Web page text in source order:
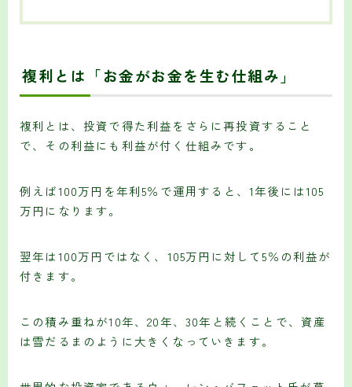
複利とは「お金がお金を生む仕組み」
複利とは、投資で得た利益をさらに再投資すること
で、その利益にも利益が付く仕組みです。
例えば100万円を年利5％で運用すると、1年後には105
万円になります。
翌年は100万円ではなく、105万円に対して5％の利益が
付きます。
この積み重ねが10年、20年、30年と続くことで、資産
は雪だるまのように大きくなっていきます。